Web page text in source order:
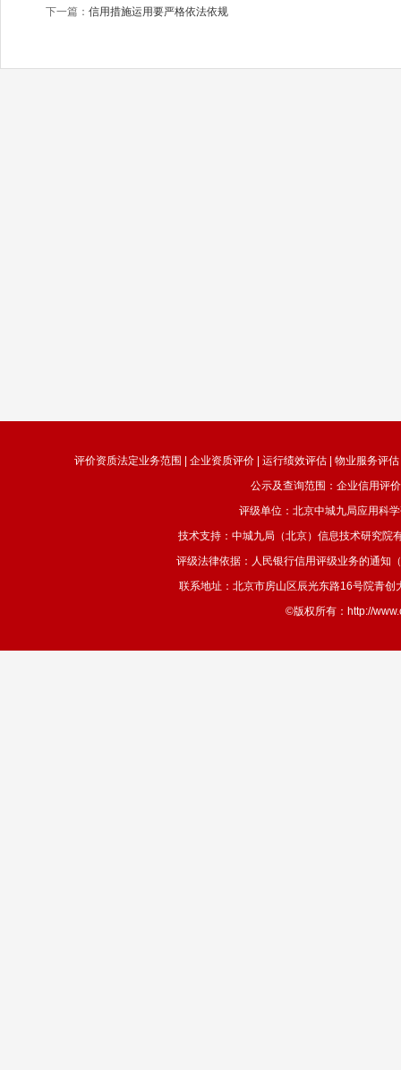
下一篇： 信用措施运用要严格依法依规
评价资质法定业务范围 | 企业资质评价 | 运行绩效评估 | 物业服务评
公示及查询范围：企业信用评
评级单位：北京中城九局应用科
技术支持：中城九局（北京）信息技术研究院
评级法律依据：人民银行信用评级业务的通知
联系地址：北京市房山区辰光东路16号院青
©版权所有：http://